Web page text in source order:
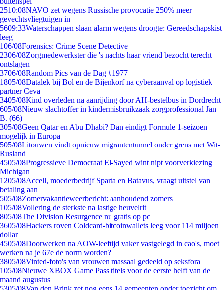
2510:08NAVO zet wegens Russische provocatie 250% meer
gevechtsvliegtuigen in
5609:33Waterschappen slaan alarm wegens droogte: Gereedschapskist
leeg
106/08Forensics: Crime Scene Detective
2306/08Zorgmedewerkster die 's nachts haar vriend bezocht terecht
ontslagen
3706/08Random Pics van de Dag #1977
1805/08Datalek bij Bol en de Bijenkorf na cyberaanval op logistiek
partner Ceva
3405/08Kind overleden na aanrijding door AH-bestelbus in Dordrecht
605/08Nieuw slachtoffer in kindermisbruikzaak zorgprofessional Jan
B. (66)
305/08Geen Qatar en Abu Dhabi? Dan eindigt Formule 1-seizoen
mogelijk in Europa
505/08Litouwen vindt opnieuw migrantentunnel onder grens met Wit-
Rusland
4505/08Progressieve Democraat El-Sayed wint nipt voorverkiezing
Michigan
1205/08Accell, moederbedrijf Sparta en Batavus, vraagt uitstel van
betaling aan
505/08Zomervakantieweerbericht: aanhoudend zomers
105/08Vollering de sterkste na lastige heuvelrit
805/08The Division Resurgence nu gratis op pc
3605/08Hackers roven Coldcard-bitcoinwallets leeg voor 114 miljoen
dollar
4505/08Doorwerken na AOW-leeftijd vaker vastgelegd in cao's, moet
werken na je 67e de norm worden?
3805/08Vinted-foto's van vrouwen massaal gedeeld op seksfora
105/08Nieuwe XBOX Game Pass titels voor de eerste helft van de
maand augustus
5305/08Van den Brink zet nog eens 14 gemeenten onder toezicht om